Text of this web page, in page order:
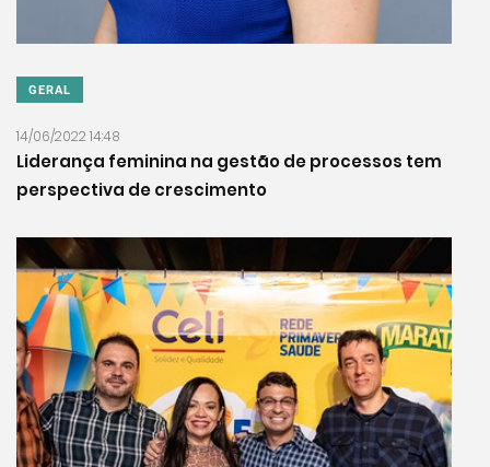
GERAL
14/06/2022 14:48
​​​​​​​Liderança feminina na gestão de processos tem
perspectiva de crescimento